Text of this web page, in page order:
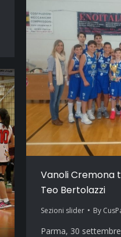
Vanoli Cremona
Teo Bertolazzi
Sezioni slider By
Parma, 30